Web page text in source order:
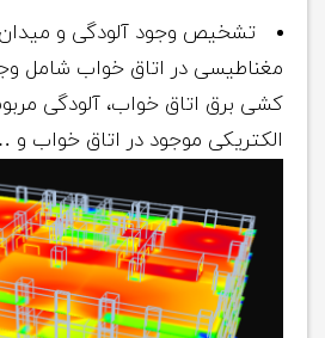
تشخیص وجود آلودگی و
مغناطیسی در اتاق خواب شامل
کشی برق اتاق خواب، آلودگی
الکتریکی موجود در اتاق خواب و